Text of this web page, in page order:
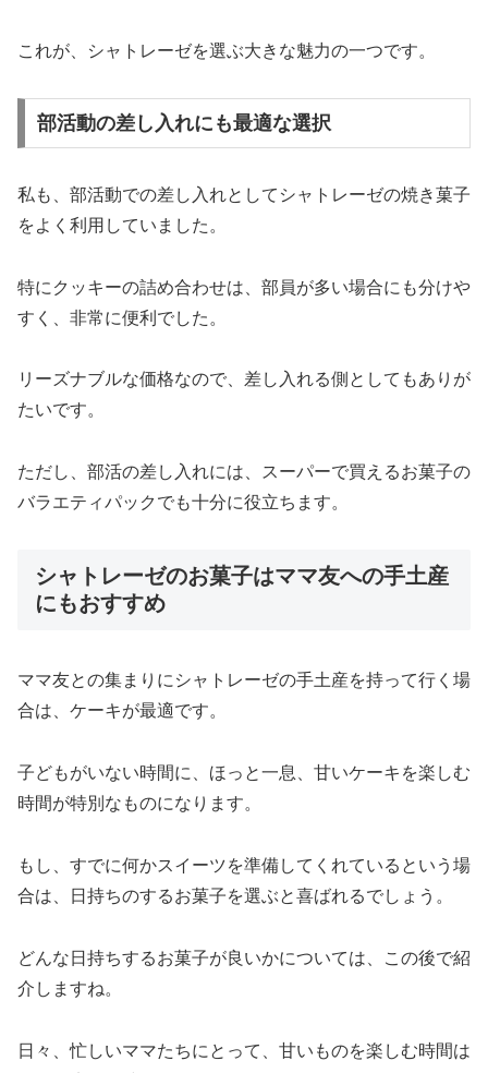
これが、シャトレーゼを選ぶ大きな魅力の一つです。
部活動の差し入れにも最適な選択
私も、部活動での差し入れとしてシャトレーゼの焼き菓子
をよく利用していました。
特にクッキーの詰め合わせは、部員が多い場合にも分けや
すく、非常に便利でした。
リーズナブルな価格なので、差し入れる側としてもありが
たいです。
ただし、部活の差し入れには、スーパーで買えるお菓子の
バラエティパックでも十分に役立ちます。
シャトレーゼのお菓子はママ友への手土産
にもおすすめ
ママ友との集まりにシャトレーゼの手土産を持って行く場
合は、ケーキが最適です。
子どもがいない時間に、ほっと一息、甘いケーキを楽しむ
時間が特別なものになります。
もし、すでに何かスイーツを準備してくれているという場
合は、日持ちのするお菓子を選ぶと喜ばれるでしょう。
どんな日持ちするお菓子が良いかについては、この後で紹
介しますね。
日々、忙しいママたちにとって、甘いものを楽しむ時間は